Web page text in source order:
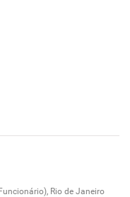
Rio de Janeiro